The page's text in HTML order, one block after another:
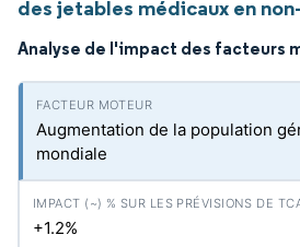
des jetables médicaux en
Analyse de l'impact des facteurs
Augmentation de la population
mondiale
+1.2%